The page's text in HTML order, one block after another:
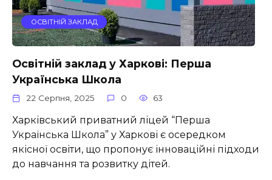
ОСВІТНІЙ ЗАКЛАД
Освітній заклад у Харкові: Перша
Українська Школа
22 Серпня, 2025 0 63
Харківський приватний ліцей “Перша
Українська Школа” у Харкові є осередком
якісної освіти, що пропонує інноваційні підходи
до навчання та розвитку дітей.